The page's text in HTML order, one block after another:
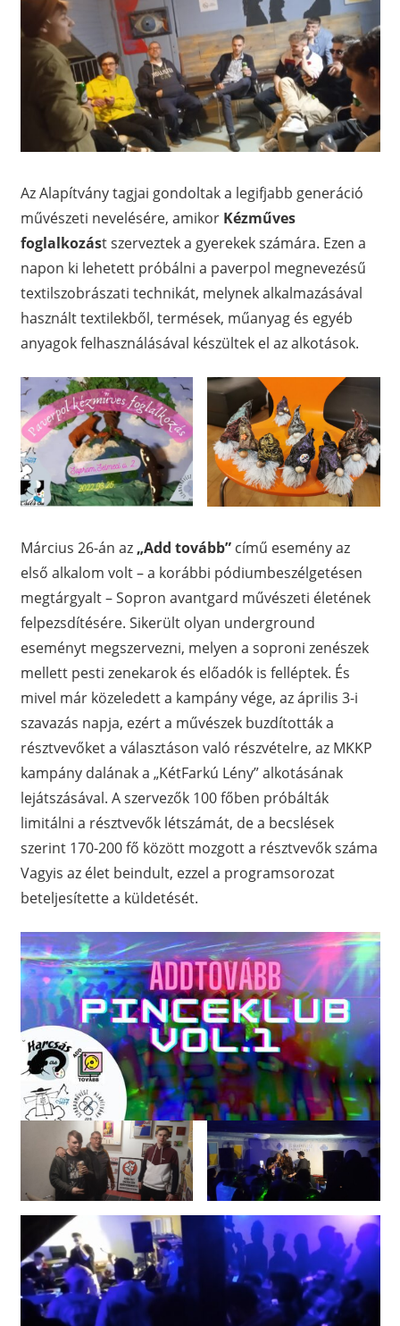
Az Alapítvány tagjai gondoltak a legifjabb generáció
művészeti nevelésére, amikor Kézműves
foglalkozást szerveztek a gyerekek számára. Ezen a
napon ki lehetett próbálni a paverpol megnevezésű
textilszobrászati technikát, melynek alkalmazásával
használt textilekből, termések, műanyag és egyéb
anyagok felhasználásával készültek el az alkotások.
Március 26-án az „Add tovább”című esemény az
első alkalom volt – a korábbi pódiumbeszélgetésen
megtárgyalt – Sopron avantgard művészeti életének
felpezsdítésére. Sikerült olyan underground
eseményt megszervezni, melyen a soproni zenészek
mellett pesti zenekarok és előadók is felléptek. És
mivel már közeledett a kampány vége, az április 3-i
szavazás napja, ezért a művészek buzdították a
résztvevőket a választáson való részvételre, az MKKP
kampány dalának a „KétFarkú Lény” alkotásának
lejátszásával. A szervezők 100 főben próbálták
limitálni a résztvevők létszámát, de a becslések
szerint 170-200 fő között mozgott a résztvevők száma
Vagyis az élet beindult, ezzel a programsorozat
beteljesítette a küldetését.